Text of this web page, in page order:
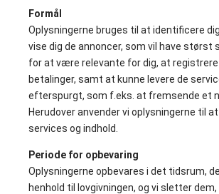
Formål
Oplysningerne bruges til at identificere
vise dig de annoncer, som vil have størst
for at være relevante for dig, at registrere
betalinger, samt at kunne levere de
efterspurgt, som f.eks. at fremsende et
Herudover anvender vi oplysningerne til
services og indhold.
Periode for opbevaring
Oplysningerne opbevares i det tidsrum,
henhold til lovgivningen, og vi sletter dem,